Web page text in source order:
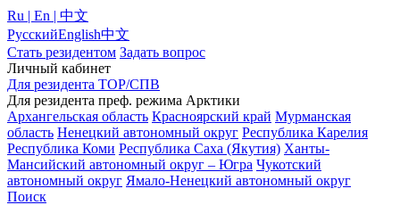
Ru | En | 中文
РусскийEnglish中文
Стать резидентом Задать вопрос
Личный кабинет
Для резидента ТОР/СПВ
Для резидента преф. режима Арктики
Архангельская область Красноярский край Мурманская
область Ненецкий автономный округ Республика Карелия
Республика Коми Республика Саха (Якутия) Ханты-
Мансийский автономный округ – Югра Чукотский
автономный округ Ямало-Ненецкий автономный округ
Поиск